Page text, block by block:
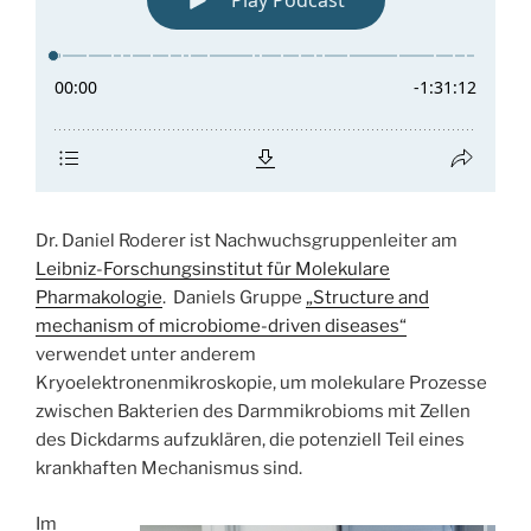
Dr. Daniel Roderer ist Nachwuchsgruppenleiter am
Leibniz-Forschungsinstitut für Molekulare
Pharmakologie. Daniels Gruppe „Structure and
mechanism of microbiome-driven diseases“
verwendet unter anderem
Kryoelektronenmikroskopie, um molekulare Prozesse
zwischen Bakterien des Darmmikrobioms mit Zellen
des Dickdarms aufzuklären, die potenziell Teil eines
krankhaften Mechanismus sind.
Im